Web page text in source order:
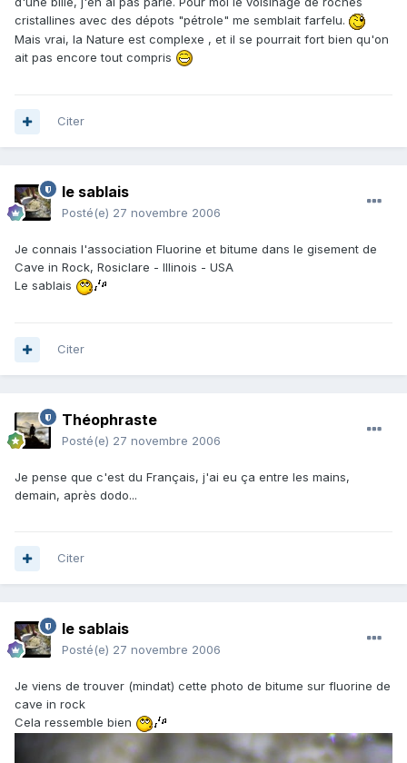
cristallines avec des dépots "pétrole" me semblait farfelu.
Mais vrai, la Nature est complexe , et il se pourrait fort bien qu'on
ait pas encore tout compris
Citer
le sablais
Posté(e) 27 novembre 2006
Je connais l'association Fluorine et bitume dans le gisement de
Cave in Rock, Rosiclare - Illinois - USA
Le sablais
Citer
Théophraste
Posté(e) 27 novembre 2006
Je pense que c'est du Français, j'ai eu ça entre les mains,
demain, après dodo...
Citer
le sablais
Posté(e) 27 novembre 2006
Je viens de trouver (mindat) cette photo de bitume sur fluorine de
cave in rock
Cela ressemble bien